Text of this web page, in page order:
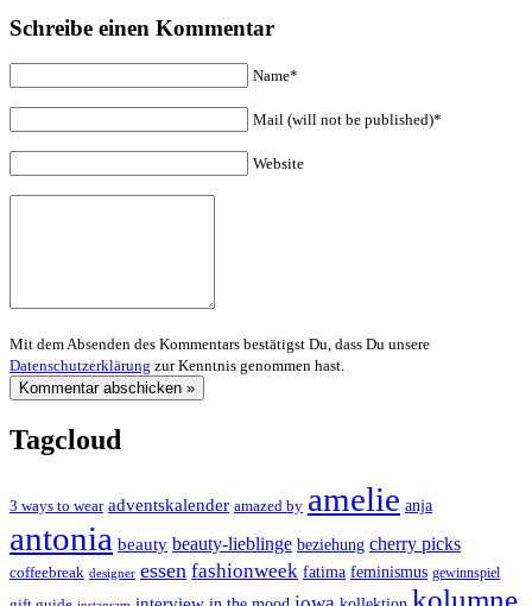
Schreibe einen Kommentar
Name*
Mail (will not be published)*
Website
Mit dem Absenden des Kommentars bestätigst Du, dass Du unsere
Datenschutzerklärung zur Kenntnis genommen hast.
Tagcloud
3 ways to wear adventskalender amazed by amelie anja
antonia beauty beauty-lieblinge beziehung cherry picks
coffeebreak designer essen fashionweek fatima feminismus gewinnspiel